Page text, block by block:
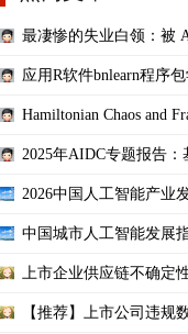
最凄惨的失业白领：被
应用R软件bnlearn程序
Hamiltonian Chaos and
2025年AIDC专题报告：
2026中国人工智能产业
中国城市人工智能发展
上市企业供应链不确定
【推荐】上市公司违规